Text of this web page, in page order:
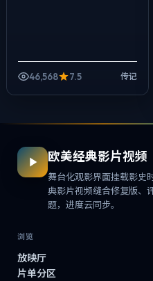
46,568 7.5 传记
欧美经典影片视频
舞台化观影界面挂载影史
典影片视频缝合修复版、
题，进度云同步。
浏览
放映厅
片单分区